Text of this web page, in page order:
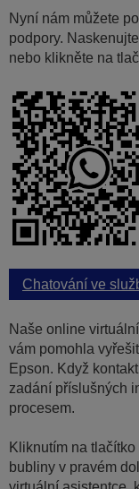
Nyní nám můžete
podpory.
nebo klikněte na
Chatování ve
Naše online
vám pomohla
Epson. Když
zadání příslušných
procesem.
Kliknutím na
bubliny v pravém